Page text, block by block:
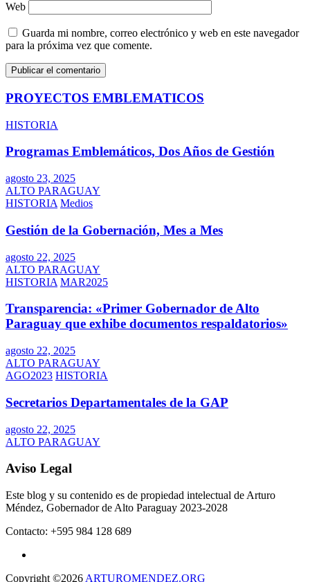
Web
Guarda mi nombre, correo electrónico y web en este navegador
para la próxima vez que comente.
PROYECTOS EMBLEMATICOS
HISTORIA
Programas Emblemáticos, Dos Años de Gestión
agosto 23, 2025
ALTO PARAGUAY
HISTORIA Medios
Gestión de la Gobernación, Mes a Mes
agosto 22, 2025
ALTO PARAGUAY
HISTORIA MAR2025
Transparencia: «Primer Gobernador de Alto
Paraguay que exhibe documentos respaldatorios»
agosto 22, 2025
ALTO PARAGUAY
AGO2023 HISTORIA
Secretarios Departamentales de la GAP
agosto 22, 2025
ALTO PARAGUAY
Aviso Legal
Este blog y su contenido es de propiedad intelectual de Arturo
Méndez, Gobernador de Alto Paraguay 2023-2028
Contacto: +595 984 128 689
Copyright ©2026 ARTUROMENDEZ.ORG